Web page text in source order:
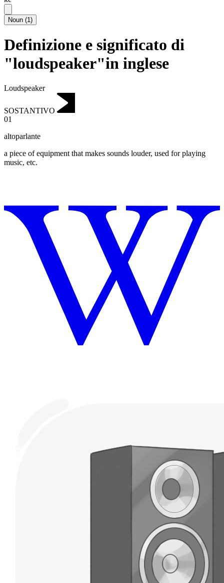
Noun (1)
Definizione e significato di
"loudspeaker"in inglese
Loudspeaker
SOSTANTIVO
01
altoparlante
a piece of equipment that makes sounds louder, used for playing
music, etc.